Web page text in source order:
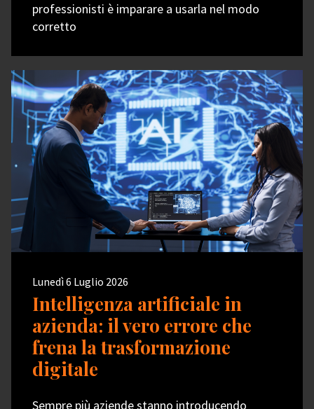
professionisti è imparare a usarla nel modo
corretto
Lunedì 6 Luglio 2026
Intelligenza artificiale in
azienda: il vero errore che
frena la trasformazione
digitale
Sempre più aziende stanno introducendo